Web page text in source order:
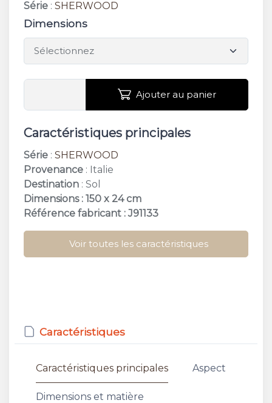
Série : SHERWOOD
Dimensions
Ajouter au panier
Caractéristiques principales
Série : SHERWOOD
Provenance : Italie
Destination : Sol
Dimensions : 150 x 24 cm
Référence fabricant : J91133
Voir toutes les caractéristiques
Caractéristiques
Caractéristiques principales Aspect
Dimensions et matière